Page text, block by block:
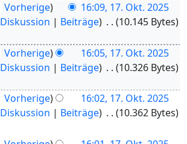
Vorherige
16:09, 17. Okt. 2025
Diskussion Beiträge
10.145 Bytes
Vorherige
16:05, 17. Okt. 2025
Diskussion Beiträge
10.326 Bytes
Vorherige
16:02, 17. Okt. 2025
Diskussion Beiträge
10.362 Bytes